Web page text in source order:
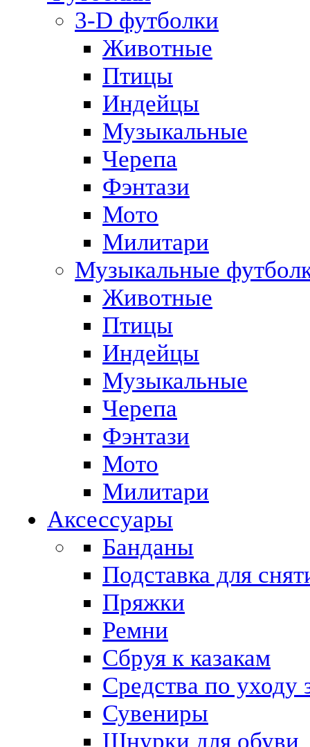
3-D футболки
Животные
Птицы
Индейцы
Музыкальные
Черепа
Фэнтази
Мото
Милитари
Музыкальные
Животные
Птицы
Индейцы
Музыкальные
Черепа
Фэнтази
Мото
Милитари
Аксессуары
Банданы
Подставка для
Пряжки
Ремни
Сбруя к казакам
Средства по уходу
Сувениры
Шнурки для обуви